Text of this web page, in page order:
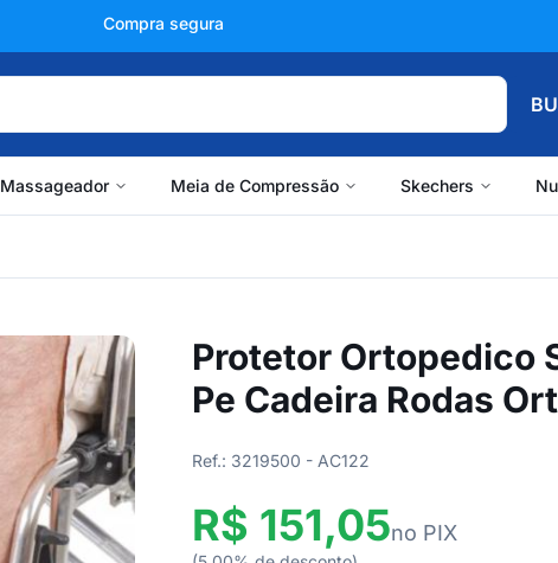
+150 mil avaliações
Massageador Meia de Compressão Skechers
Protetor Ortopedico
Pe Cadeira Rodas
Ref.: 3219500 - AC122
R$ 151,05no PIX